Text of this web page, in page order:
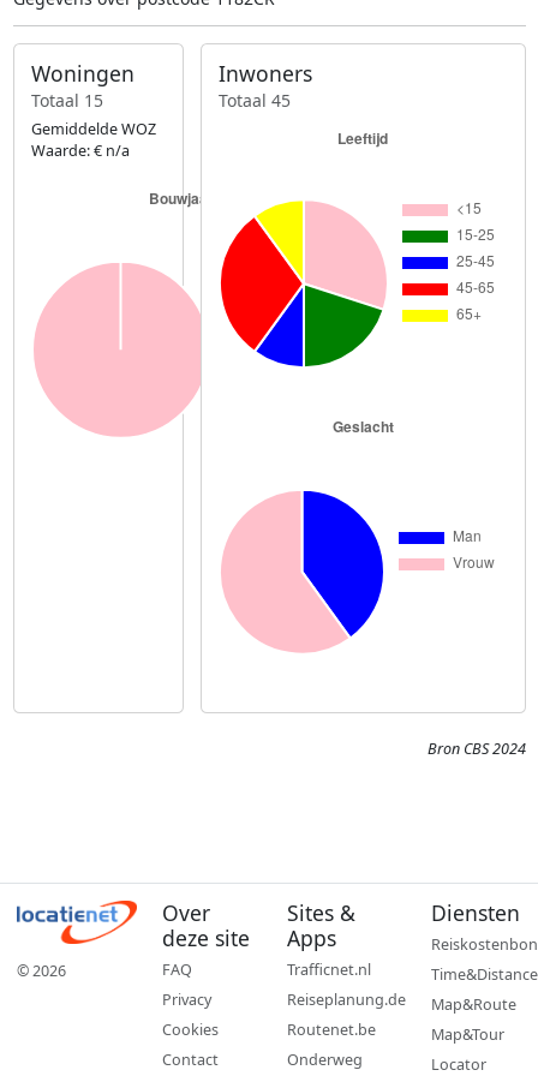
Woningen
Totaal 15
Gemiddelde WOZ
Waarde: € n/a
Inwoners
Totaal 45
Bron CBS 2024
© 2026
Over
deze site
FAQ
Privacy
Cookies
Contact
Sites &
Apps
Trafficnet.nl
Reiseplanung.de
Routenet.be
Onderweg
Diensten
Reiskostenbon
Time&Distance
Map&Route
Map&Tour
Locator